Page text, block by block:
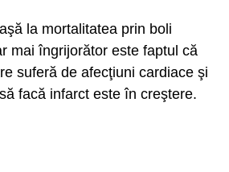
la mortalitatea prin boli
mai îngrijorător este faptul că
suferă de afecţiuni cardiace şi
facă infarct este în creştere.